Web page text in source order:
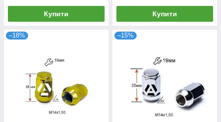
Купити Купити
–18% –15%